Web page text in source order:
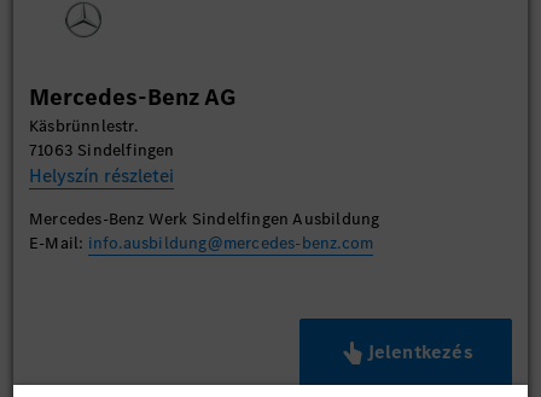
Mercedes-Benz AG
Käsbrünnlestr.
71063 Sindelfingen
Helyszín részletei
Mercedes-Benz Werk Sindelfingen Ausbildung
E-Mail: info.ausbildung@mercedes-benz.com
Jelentkezés